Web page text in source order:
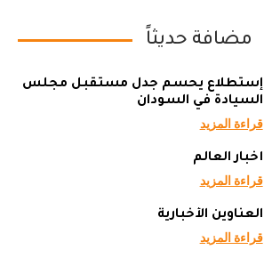
مضافة حديثاً
إستطلاع يحسم جدل مستقبل مجلس
السيادة في السودان
قراءة المزيد
أخبار العالم
قراءة المزيد
العناوين الأخبارية
قراءة المزيد